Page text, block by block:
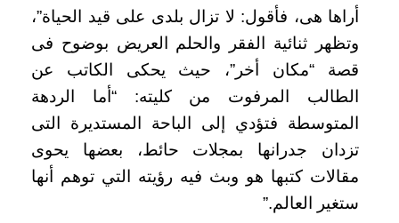
أراها هى، فأقول: لا تزال بلدى على قيد الحياة”،
وتظهر ثنائية الفقر والحلم العريض بوضوح فى
قصة “مكان أخر”، حيث يحكى الكاتب عن
الطالب المرفوت من كليته: “أما الردهة
المتوسطة فتؤدي إلى الباحة المستديرة التى
تزدان جدرانها بمجلات حائط، بعضها يحوى
مقالات كتبها هو وبث فيه رؤيته التي توهم أنها
ستغير العالم.”